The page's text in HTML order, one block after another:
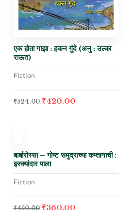
एक होता गाझा : हकन गुंदे (अनु : उल्का
राऊत)
Fiction
₹524.00 ₹420.00
बार्बारोस्सा – गोष्ट समुद्राच्या कप्तानाची :
इस्क्यांदार पाला
Fiction
₹450.00 ₹360.00